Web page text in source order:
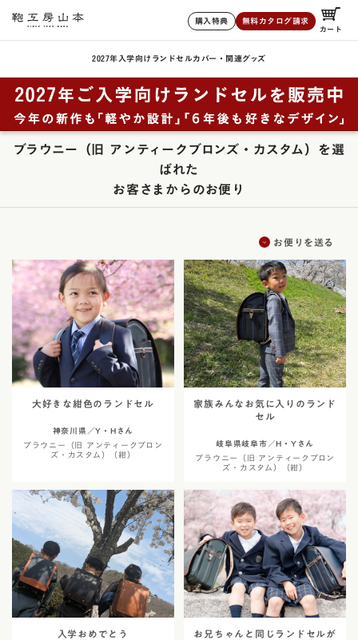
購入特典 無料カタログ請求
カート
2027年入学向けランドセル カバー・関連グッズ
ブラウニー（旧 アンティークブロンズ・カスタム）を選
ばれた
お客さまからのお便り
お便りを送る
大好きな紺色のランドセル
神奈川県／Y・Hさん
ブラウニー（旧 アンティークブロン
ズ・カスタム）（紺）
家族みんなお気に入りのランド
セル
岐阜県岐阜市／H・Yさん
ブラウニー（旧 アンティークブロン
ズ・カスタム）（紺）
入学おめでとう
お兄ちゃんと同じランドセルが